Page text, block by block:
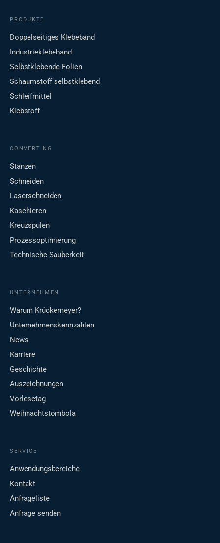
PRODUKTE
Doppelseitiges Klebeband
Industrieklebeband
Selbstklebende Folien
Schaumstoff selbstklebend
Schleifmittel
Klebstoff
CONVERTING
Stanzen
Schneiden
Laserschneiden
Kaschieren
Kreuzspulen
Prozessoptimierung
Technische Sauberkeit
UNTERNEHMEN
Warum Krückemeyer?
Unternehmenskennzahlen
News
Karriere
Geschichte
Auszeichnungen
Vorlesetag
Weihnachtstombola
SERVICE
Anwendungsbereiche
Kontakt
Anfrageliste
Anfrage senden